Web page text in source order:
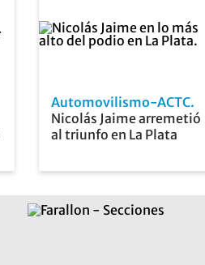
Automovilismo-ACTC
Nicolás Jaime arremetió
al triunfo en La Plata